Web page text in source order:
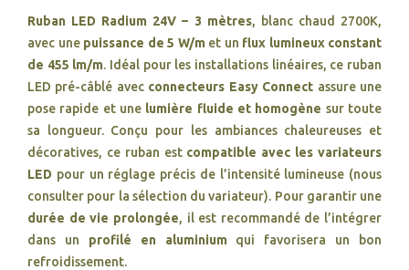
Ruban LED Radium 24V – 3 mètres, blanc chaud 2700K,
avec une puissance de 5 W/met un flux lumineux constant
de 455 lm/m. Idéal pour les installations linéaires, ce ruban
LED pré-câblé avec connecteurs Easy Connect assure une
pose rapide et une lumière fluide et homogène sur toute
sa longueur. Conçu pour les ambiances chaleureuses et
décoratives, ce ruban est compatible avec les variateurs
LED pour un réglage précis de l’intensité lumineuse (nous
consulter pour la sélection du variateur). Pour garantir une
durée de vie prolongée, il est recommandé de l’intégrer
dans un profilé en aluminiumqui favorisera un bon
refroidissement.